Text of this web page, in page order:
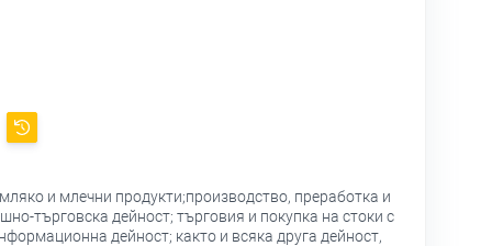
и млечни продукти;производство, преработка и
търговска дейност; търговия и покупка на стоки с
дейност; както и всяка друга дейност,